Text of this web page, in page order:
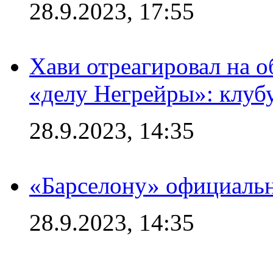
28.9.2023, 17:55
Хави отреагировал на
«делу Негрейры»:
28.9.2023, 14:35
«Барселону»
28.9.2023, 14:35